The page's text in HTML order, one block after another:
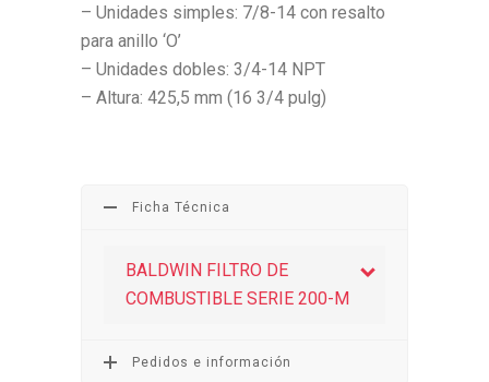
– Unidades simples: 7/8-14 con resalto
para anillo ‘O’
– Unidades dobles: 3/4-14 NPT
– Altura: 425,5 mm (16 3/4 pulg)
Ficha Técnica
BALDWIN FILTRO DE
COMBUSTIBLE SERIE 200-M
Pedidos e información